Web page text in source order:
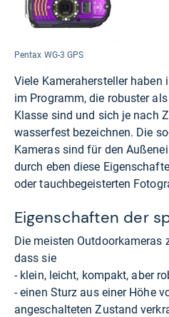
Pentax WG-3 GPS
Viele Kamerahersteller
im Programm, die robuster
Klasse sind und sich je nach
wasserfest bezeichnen. Die
Kameras sind für den
durch eben diese
oder tauchbegeisterten
Eigenschaften der
Die meisten Outdoorkameras
dass sie
- klein, leicht, kompakt, aber
- einen Sturz aus einer Höhe
angeschalteten Zustand